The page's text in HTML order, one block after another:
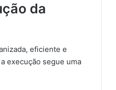
da
eficiente e
execução segue uma